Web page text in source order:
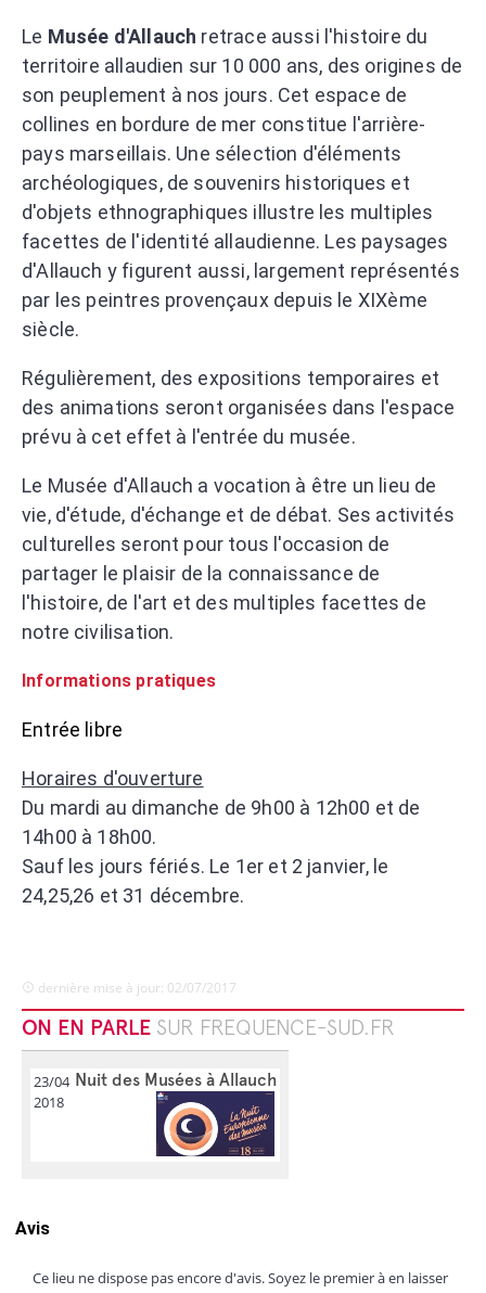
Le Musée d'Allauch retrace aussi l'histoire du
territoire allaudien sur 10 000 ans, des origines de
son peuplement à nos jours. Cet espace de
collines en bordure de mer constitue l'arrière-
pays marseillais. Une sélection d'éléments
archéologiques, de souvenirs historiques et
d'objets ethnographiques illustre les multiples
facettes de l'identité allaudienne. Les paysages
d'Allauch y figurent aussi, largement représentés
par les peintres provençaux depuis le XIXème
siècle.
Régulièrement, des expositions temporaires et
des animations seront organisées dans l'espace
prévu à cet effet à l'entrée du musée.
Le Musée d'Allauch a vocation à être un lieu de
vie, d'étude, d'échange et de débat. Ses activités
culturelles seront pour tous l'occasion de
partager le plaisir de la connaissance de
l'histoire, de l'art et des multiples facettes de
notre civilisation.
Informations pratiques
Entrée libre
Horaires d'ouverture
Du mardi au dimanche de 9h00 à 12h00 et de
14h00 à 18h00.
Sauf les jours fériés. Le 1er et 2 janvier, le
24,25,26 et 31 décembre.
dernière mise à jour: 02/07/2017
ON EN PARLE SUR FREQUENCE-SUD.FR
23/04
2018
Nuit des Musées à Allauch
Avis
Ce lieu ne dispose pas encore d'avis. Soyez le premier à en laisser